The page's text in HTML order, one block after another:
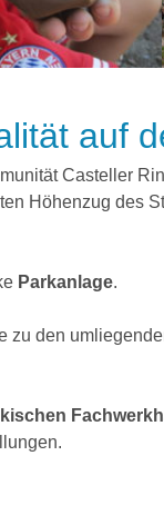
auf
Casteller
Höhenzug des
Parkanlage.
zu den